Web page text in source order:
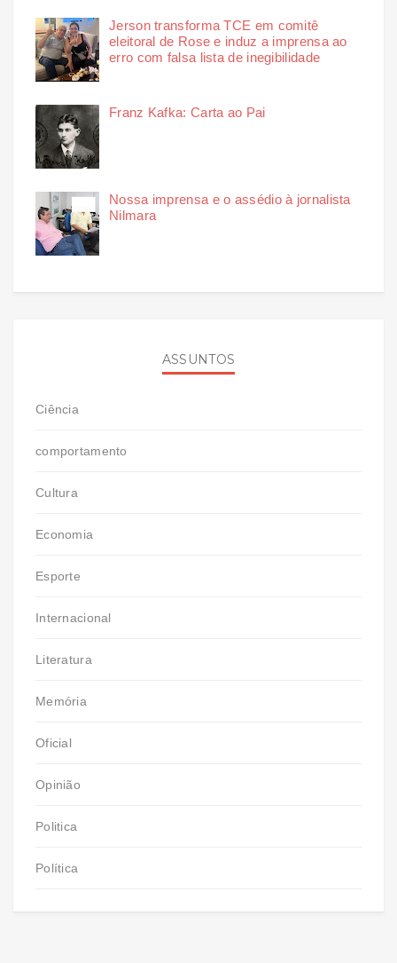
Jerson transforma TCE em comitê
eleitoral de Rose e induz a imprensa ao
erro com falsa lista de inegibilidade
Franz Kafka: Carta ao Pai
Nossa imprensa e o assédio à jornalista
Nilmara
ASSUNTOS
Ciência
comportamento
Cultura
Economia
Esporte
Internacional
Literatura
Memória
Oficial
Opinião
Politica
Política